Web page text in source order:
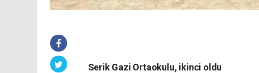
Serik Gazi Ortaokulu, ikinci oldu